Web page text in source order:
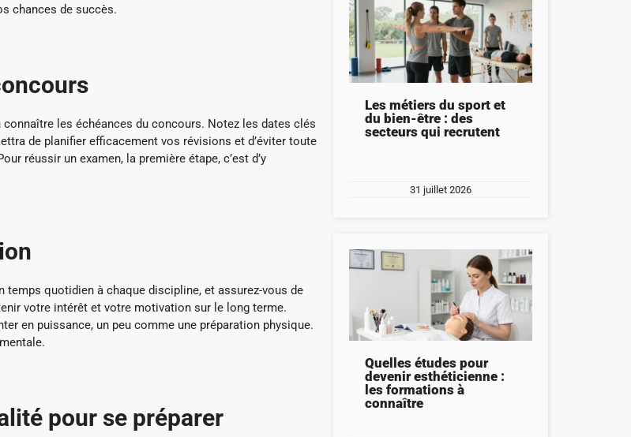
chances de succès.
connaître les échéances du concours. Notez les dates clés
de planifier efficacement vos révisions et d’éviter toute
réussir un examen, la première étape, c’est d’y
quotidien à chaque discipline, et assurez-vous de
votre intérêt et votre motivation sur le long terme.
en puissance, un peu comme une préparation physique.
pour se préparer
Les métiers du sport et
du bien-être : des
secteurs qui recrutent
31 juillet 2026
Quelles études pour
devenir esthéticienne :
les formations à
connaître